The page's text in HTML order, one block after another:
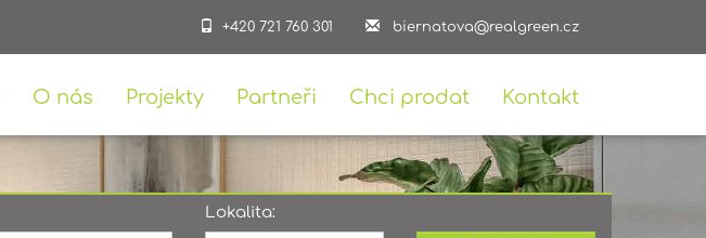
biernatova@realgreen.cz
+420 721 760 301
O nás Projekty Partneři Chci prodat Kontakt
Lokalita: